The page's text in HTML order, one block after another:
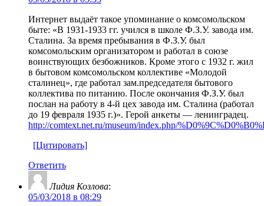
Интернет выдаёт такое упоминание о комсомольском
быте: «В 1931-1933 гг. учился в школе Ф.З.У. завода им.
Сталина. За время пребывания в Ф.З.У. был
комсомольским организатором и работал в союзе
воинствующих безбожников. Кроме этого с 1932 г. жил
в бытовом комсомольском коллективе «Молодой
сталинец», где работал зам.председателя бытового
коллектива по питанию. После окончания Ф.З.У. был
послан на работу в 4-й цех завода им. Сталина (работал
до 19 февраля 1935 г.)». Герой анкеты — ленинградец.
http://comtext.net.ru/museum/index.php/
[Цитировать]
Ответить
Лидия Козлова:
05/03/2018 в 08:29